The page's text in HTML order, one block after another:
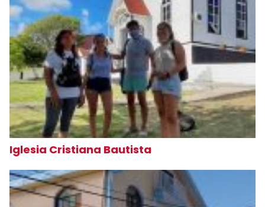
Iglesia Cristiana Bautista